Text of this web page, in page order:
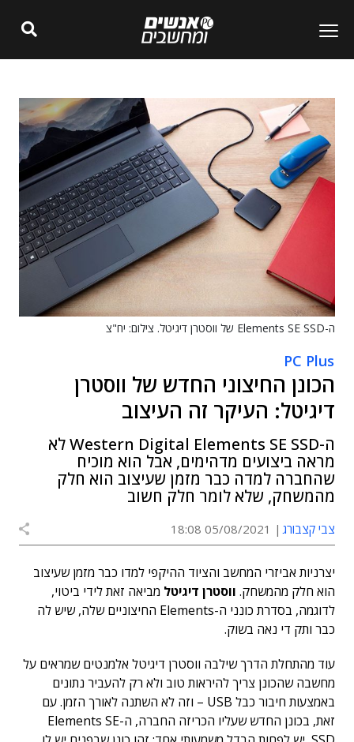
ה-Elements SE SSD של ווסטרן דיגיטל. צילום: יח"צ
PC Plus
הכונן החיצוני החדש של ווסטרן
דיגיטל: העיקר זה העיצוב
ה-Western Digital Elements SE SSD לא
מראה ביצועים מדהימים, אבל הוא מוכיח
שהחברה למדה כבר מזמן שעיצוב הוא חלק
מהמשחק, שלא לומר חלק חשוב
צבי קצבורג 05/08/2021 18:08
יצרניות אביזרי המחשב והציוד ההיקפי למדו כבר מזמן שעיצוב
הוא חלק מהמשחק. ווסטרן דיגיטל מביאה זאת לידי ביטוי,
לדוגמה, בסדרת כונני ה-Elements החיצוניים שלה, שיש לה
כבר ותק די נאה בשוק.
עוד מהתחלת הדרך שילבה ווסטרן דיגיטל אלמנטים שמראים על
מחשבה שהכונן צריך להיראות טוב ולא רק להעביר נתונים
באמצעות חיבור כבל USB – וזה לא השתנה לאורך הזמן. עם
זאת, בכונן החדש שעליו הכריזה החברה, ה-Elements SE